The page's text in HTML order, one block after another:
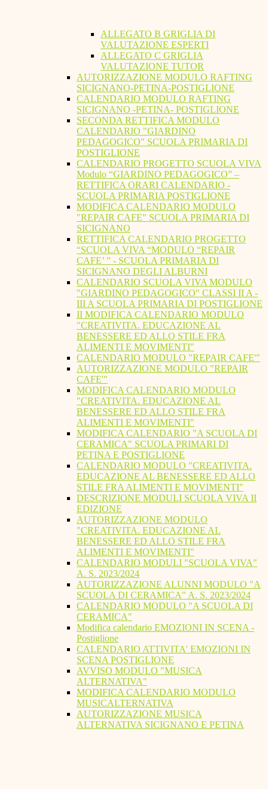
ALLEGATO B GRIGLIA DI
VALUTAZIONE ESPERTI
ALLEGATO C GRIGLIA
VALUTAZIONE TUTOR
AUTORIZZAZIONE MODULO RAFTING
SICIGNANO-PETINA-POSTIGLIONE
CALENDARIO MODULO RAFTING
SICIGNANO -PETINA- POSTIGLIONE
SECONDA RETTIFICA MODULO
CALENDARIO "GIARDINO
PEDAGOGICO" SCUOLA PRIMARIA DI
POSTIGLIONE
CALENDARIO PROGETTO SCUOLA VIVA
Modulo “GIARDINO PEDAGOGICO” –
RETTIFICA ORARI CALENDARIO -
SCUOLA PRIMARIA POSTIGLIONE
MODIFICA CALENDARIO MODULO
"REPAIR CAFE" SCUOLA PRIMARIA DI
SICIGNANO
RETTIFICA CALENDARIO PROGETTO
“SCUOLA VIVA “MODULO “REPAIR
CAFE’ ” - SCUOLA PRIMARIA DI
SICIGNANO DEGLI ALBURNI
CALENDARIO SCUOLA VIVA MODULO
"GIARDINO PEDAGOGICO" CLASSI II A -
III A SCUOLA PRIMARIA DI POSTIGLIONE
II MODIFICA CALENDARIO MODULO
"CREATIVITA. EDUCAZIONE AL
BENESSERE ED ALLO STILE FRA
ALIMENTI E MOVIMENTI"
CALENDARIO MODULO "REPAIR CAFE'"
AUTORIZZAZIONE MODULO "REPAIR
CAFE'"
MODIFICA CALENDARIO MODULO
"CREATIVITA. EDUCAZIONE AL
BENESSERE ED ALLO STILE FRA
ALIMENTI E MOVIMENTI"
MODIFICA CALENDARIO "A SCUOLA DI
CERAMICA" SCUOLA PRIMARI DI
PETINA E POSTIGLIONE
CALENDARIO MODULO "CREATIVITA.
EDUCAZIONE AL BENESSERE ED ALLO
STILE FRA ALIMENTI E MOVIMENTI"
DESCRIZIONE MODULI SCUOLA VIVA II
EDIZIONE
AUTORIZZAZIONE MODULO
"CREATIVITA. EDUCAZIONE AL
BENESSERE ED ALLO STILE FRA
ALIMENTI E MOVIMENTI"
CALENDARIO MODULI "SCUOLA VIVA"
A. S. 2023/2024
AUTORIZZAZIONE ALUNNI MODULO "A
SCUOLA DI CERAMICA" A. S. 2023/2024
CALENDARIO MODULO "A SCUOLA DI
CERAMICA"
Modifica calendario EMOZIONI IN SCENA -
Postiglione
CALENDARIO ATTIVITA' EMOZIONI IN
SCENA POSTIGLIONE
AVVISO MODULO "MUSICA
ALTERNATIVA"
MODIFICA CALENDARIO MODULO
MUSICALTERNATIVA
AUTORIZZAZIONE MUSICA
ALTERNATIVA SICIGNANO E PETINA